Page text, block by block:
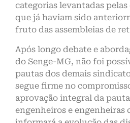
categorias levantadas
que já haviam sido
fruto das assembleias de
Após longo debate e
do Senge-MG, não foi
pautas dos demais
segue firme no
aprovação integral da
engenheiros e engenheiras